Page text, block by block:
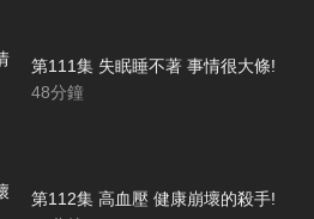
第111集 失眠睡不著 事情很大條!
48分鐘
第112集 高血壓 健康崩壞的殺手!